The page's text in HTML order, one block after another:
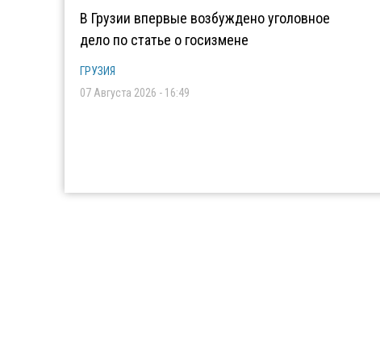
В Грузии впервые возбуждено уголовное
дело по статье о госизмене
ГРУЗИЯ
07 Августа 2026 - 16:49